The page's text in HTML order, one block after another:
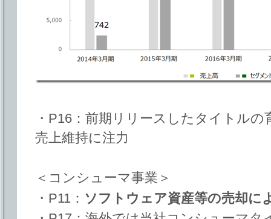
・P16：前期リリースしたタイトル
売上維持に注力
＜コンシューマ事業＞
・P11： ソフトウェア資産等の売却に